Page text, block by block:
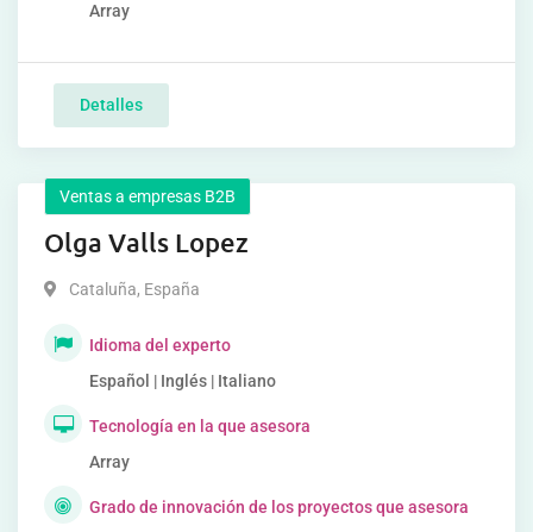
Array
Detalles
Ventas a empresas B2B
Olga Valls Lopez
Cataluña, España
Idioma del experto
Español | Inglés | Italiano
Tecnología en la que asesora
Array
Grado de innovación de los proyectos que asesora